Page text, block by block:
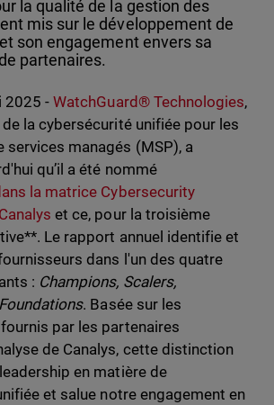
la qualité de la gestion des
mis sur le développement de
son engagement envers sa
partenaires.
2025 -WatchGuard® Technologies,
la cybersécurité unifiée pour les
services managés (MSP), a
qu’il a été nommé
la matrice Cybersecurity
et ce, pour la troisième
Le rapport annuel identifie et
dans l'un des quatre
: Champions, Scalers,
Foundations. Basée sur les
par les partenaires
de Canalys, cette distinction
en matière de
et salue notre engagement en